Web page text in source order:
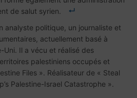
de salut syrien.
analyste politique, un journaliste et
actuellement basé à
Uni. Il a vécu et réalisé des
palestiniens occupés et
Files ». Réalisateur de « Steal
Palestine-Israel Catastrophe ».